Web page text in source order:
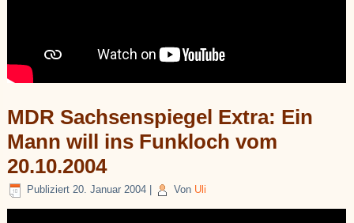
MDR Sachsenspiegel Extra: Ein
Mann will ins Funkloch vom
20.10.2004
Publiziert 20. Januar 2004 Von Uli